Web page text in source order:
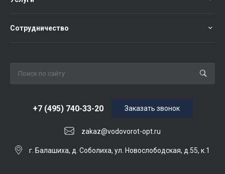
Сотрудничество
+7 (495) 740-33-20
zakaz@vodovorot-opt.ru
Заказать звонок
г. Балашиха, д. Соболиха, ул. Новослободская, д.55, к.1